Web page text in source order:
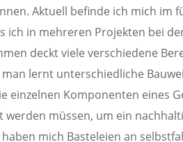
Aktuell befinde ich mich im
ich in mehreren Projekten bei
deckt viele verschiedene
lernt unterschiedliche
einzelnen Komponenten eines
müssen, um ein
mich Basteleien an